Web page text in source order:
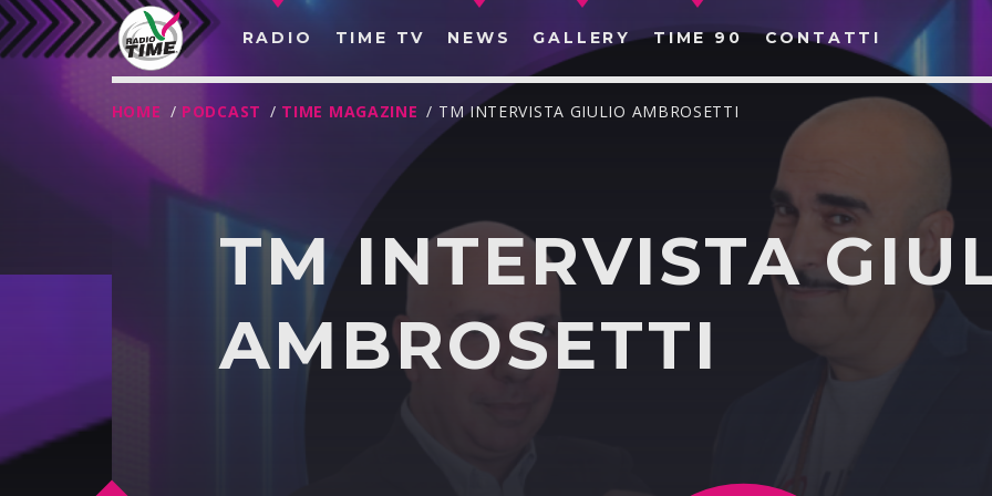
RADIO TIME TV NEWS GALLERY TIME 90 CONTATTI
CERCA NEL SITO WEB:
HOME / PODCAST / TIME MAGAZINE / TM INTERVISTA GIULIO AMBROSETTI
TM INTERVISTA
AMBROSETTI